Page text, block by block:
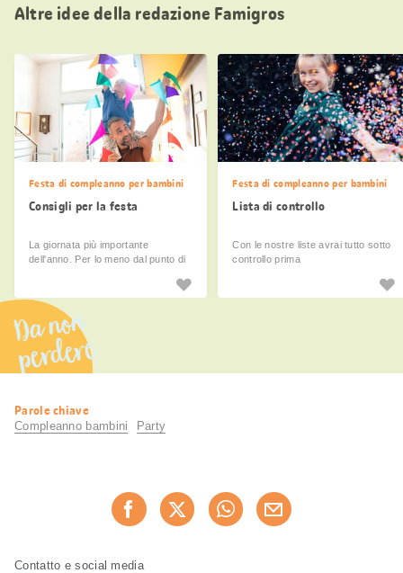
Altre idee della redazione Famigros
Festa di compleanno per bambini
Consigli per la festa
La giornata più importante
dell'anno. Per lo meno dal punto di
pratici consigli per organizzare una
bellissima festa.
Festa di compleanno per bambini
Lista di controllo
Con le nostre liste avrai tutto sotto
controllo prima
Da non
perdere
Informazioni
utili
Parole chiave
Compleanno bambini Party
Consiglia ora
Piè
Navigazione
Contatto e social media